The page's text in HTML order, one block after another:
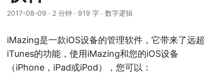
2017-08-09 · 2 分钟 · 919 字 · 数字逻辑
iMazing是一款iOS设备的管理软件，它带来了远超
iTunes的功能，使用iMazing和您的iOS设备
（iPhone，iPad或iPod），您可以：